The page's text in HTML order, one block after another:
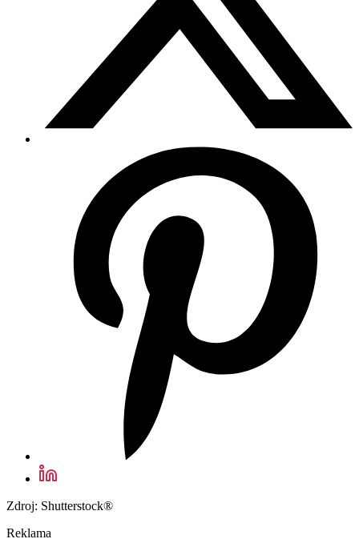
Zdroj: Shutterstock®
Reklama